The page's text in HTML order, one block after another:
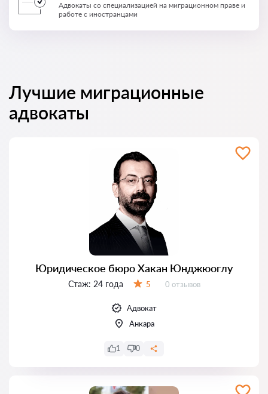
Адвокаты со специализацией на миграционном праве и
работе с иностранцами
Лучшие миграционные
адвокаты
Юридическое бюро Хакан Юнджюоглу
Стаж: 24 года 5 Отзывов:
0 отзывов
Адвокат
Анкара
1 0